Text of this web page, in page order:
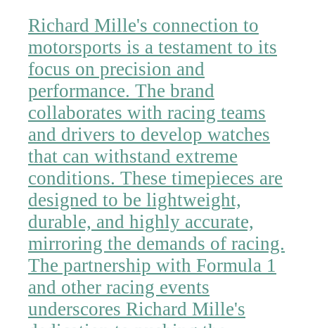
Richard Mille's connection to
motorsports is a testament to its
focus on precision and
performance. The brand
collaborates with racing teams
and drivers to develop watches
that can withstand extreme
conditions. These timepieces are
designed to be lightweight,
durable, and highly accurate,
mirroring the demands of racing.
The partnership with Formula 1
and other racing events
underscores Richard Mille's